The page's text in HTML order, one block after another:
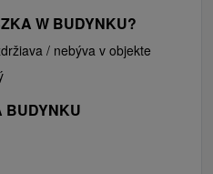
W BUDYNKU?
/ nebýva v objekte
BUDYNKU